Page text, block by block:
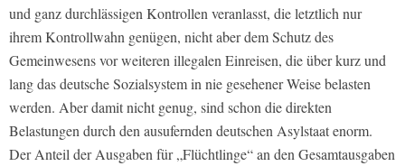
und ganz durchlässigen Kontrollen veranlasst, die letztlich nur
ihrem Kontrollwahn genügen, nicht aber dem Schutz des
Gemeinwesens vor weiteren illegalen Einreisen, die über kurz und
lang das deutsche Sozialsystem in nie gesehener Weise belasten
werden. Aber damit nicht genug, sind schon die direkten
Belastungen durch den ausufernden deutschen Asylstaat enorm.
Der Anteil der Ausgaben für „Flüchtlinge“ an den Gesamtausgaben